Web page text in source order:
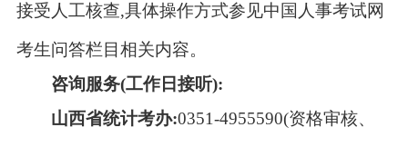
接受人工核查,具体操作方式参见中国人事考试网
考生问答栏目相关内容。
咨询服务(工作日接听):
山西省统计考办:0351-4955590(资格审核、